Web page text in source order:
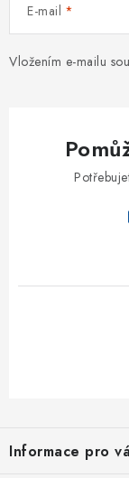
E-mail
Vložením e-mailu
pInformace pro